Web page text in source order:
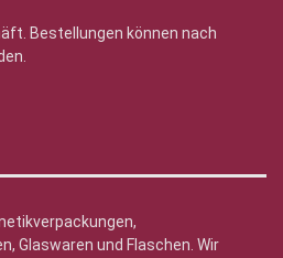
Bestellungen können nach
Glaswaren und Flaschen. Wir